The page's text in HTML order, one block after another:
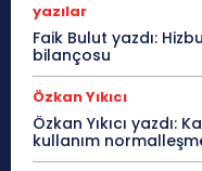
yazılar
Faik Bulut yazdı:
bilançosu
Özkan Yıkıcı
Özkan Yıkıcı yazdı:
kullanım